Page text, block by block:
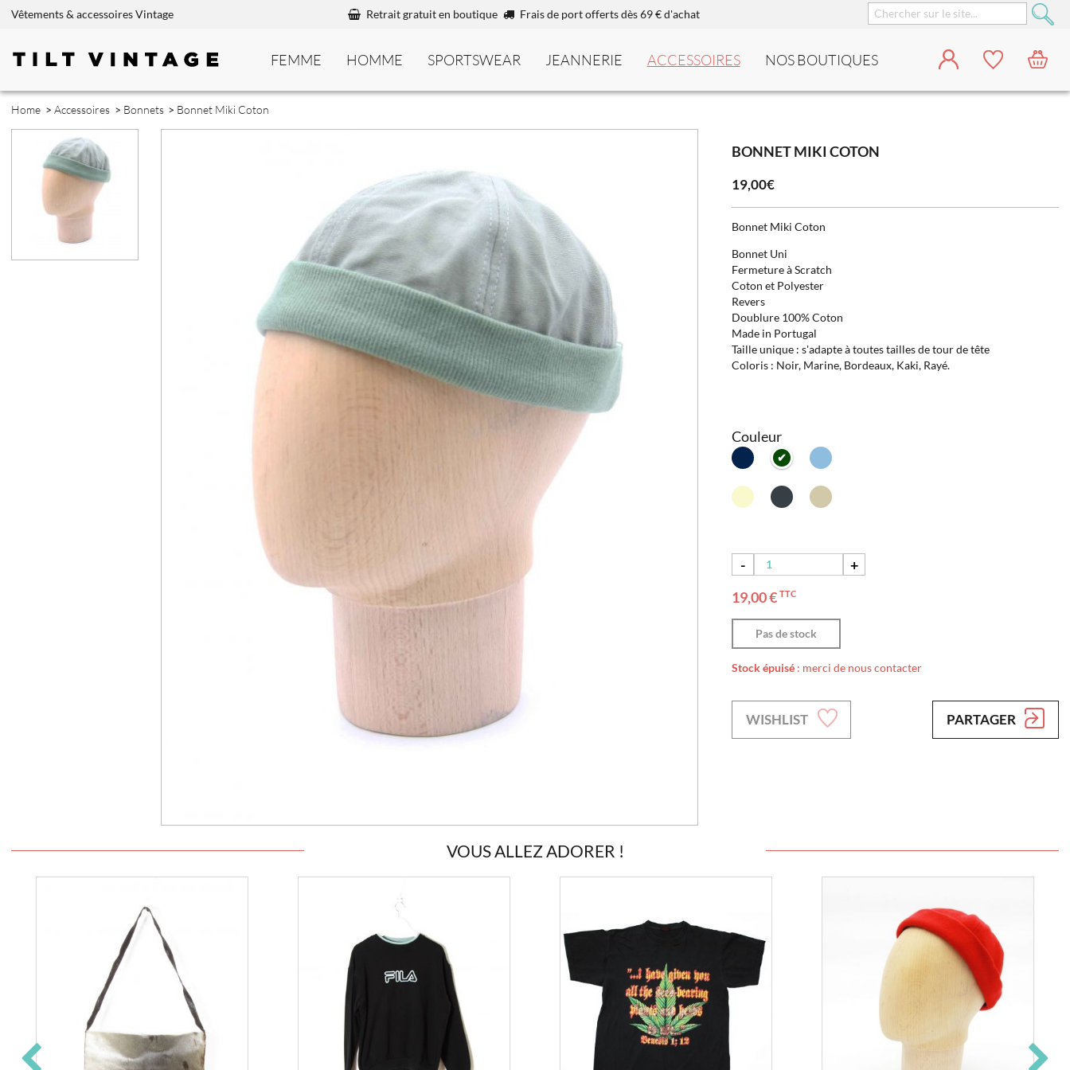
Vêtements & accessoires Vintage Retrait gratuit en boutique Frais de port offerts dès 69 € d'achat
FEMME HOMME SPORTSWEAR JEANNERIE ACCESSOIRES NOS BOUTIQUES
Home > Accessoires > Bonnets > Bonnet Miki Coton
BONNET MIKI COTON
19,00€
Bonnet Miki Coton
Bonnet Uni
Fermeture à Scratch
Coton et Polyester
Revers
Doublure 100% Coton
Made in Portugal
Taille unique : s'adapte à toutes tailles de tour de tête
Coloris : Noir, Marine, Bordeaux, Kaki, Rayé.
Couleur
-
+
19,00 €TTC
Pas de stock
Stock épuisé : merci de nous contacter
WISHLIST PARTAGER
VOUS ALLEZ ADORER !